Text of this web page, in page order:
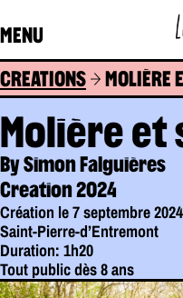
MENU
CREATIONS
MOLIÈRE
Molière et
By Simon Falguières
Creation 2024
Création le 7 septembre
Saint-Pierre-d’Entremont
Duration: 1h20
Tout public dès 8 ans